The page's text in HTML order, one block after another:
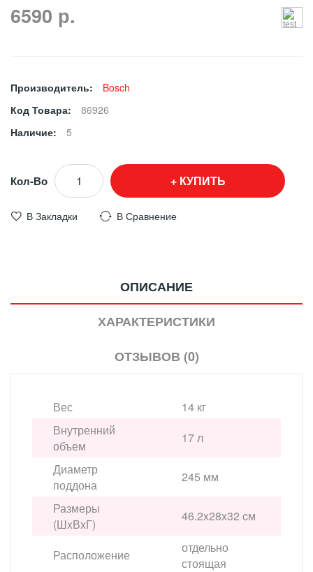
6590 р.
Производитель:
Bosch
Код Товара:
86926
Наличие:
5
Кол-Во КУПИТЬ
В Закладки В Сравнение
ОПИСАНИЕ
ХАРАКТЕРИСТИКИ
ОТЗЫВОВ (0)
Вес
14 кг
Внутренний
объем
17 л
Диаметр
поддона
245 мм
Размеры
(ШxВxГ)
46.2x28x32 cм
Расположение
отдельно
стоящая